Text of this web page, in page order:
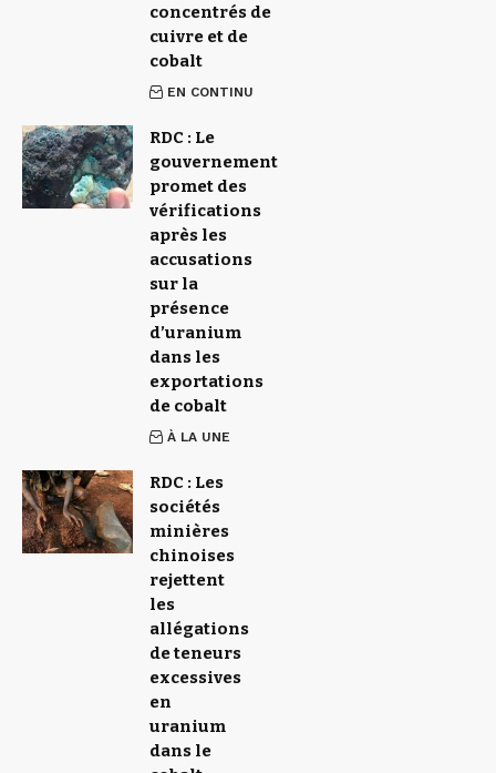
concentrés de
cuivre et de
cobalt
EN CONTINU
RDC : Le
gouvernement
promet des
vérifications
après les
accusations
sur la
présence
d’uranium
dans les
exportations
de cobalt
À LA UNE
RDC : Les
sociétés
minières
chinoises
rejettent
les
allégations
de teneurs
excessives
en
uranium
dans le